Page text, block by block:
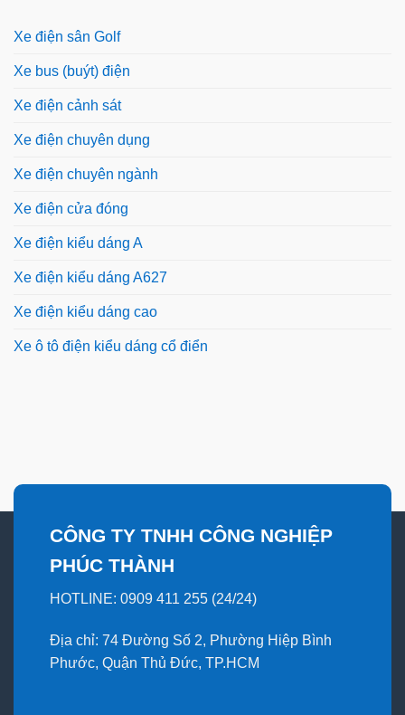
Xe điện sân Golf
Xe bus (buýt) điện
Xe điện cảnh sát
Xe điện chuyên dụng
Xe điện chuyên ngành
Xe điện cửa đóng
Xe điện kiểu dáng A
Xe điện kiểu dáng A627
Xe điện kiểu dáng cao
Xe ô tô điện kiểu dáng cổ điển
CÔNG TY TNHH CÔNG NGHIỆP
PHÚC THÀNH
HOTLINE: 0909 411 255 (24/24)
Địa chỉ: 74 Đường Số 2, Phường Hiệp Bình
Phước, Quận Thủ Đức, TP.HCM